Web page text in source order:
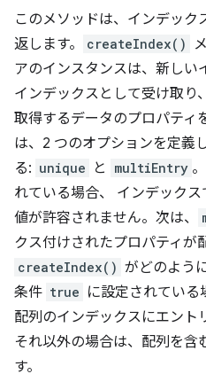
このメソッドは、インデック
返します。
createIndex()
アのインスタンスは、新しい
インデックスとして受け取り
取得するデータのプロパティ
は、2 つのオプションを定義
る: unique と multiEntry 。
れている場合、 インデック
値が許容されません。次は、
クス付けされたプロパティが
createIndex() がどのよう
条件 true に設定されている
配列のインデックスにエント
それ以外の場合は、配列を含
す。